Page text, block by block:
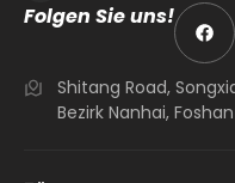
Shitang Road,